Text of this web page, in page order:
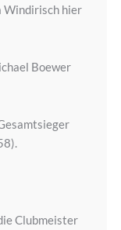
Windirisch hier
Boewer
Clubmeister